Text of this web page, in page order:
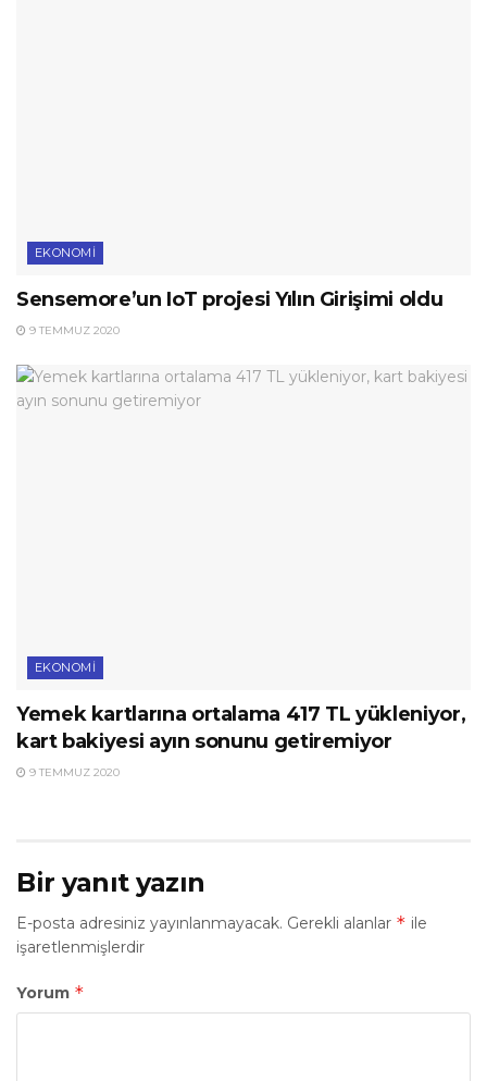
EKONOMI
Sensemore’un IoT projesi Yılın Girişimi oldu
9 TEMMUZ 2020
EKONOMI
Yemek kartlarına ortalama 417 TL yükleniyor,
kart bakiyesi ayın sonunu getiremiyor
9 TEMMUZ 2020
Bir yanıt yazın
E-posta adresiniz yayınlanmayacak. Gerekli alanlar * ile
işaretlenmişlerdir
Yorum *